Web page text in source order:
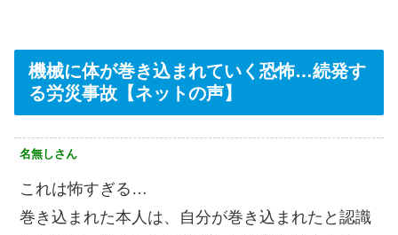
機械に体が巻き込まれていく恐怖…続発す
る労災事故【ネットの声】
名無しさん
これは怖すぎる…
巻き込まれた本人は、自分が巻き込まれたと認識